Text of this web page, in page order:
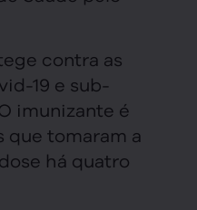
contra as
19 e sub-
imunizante é
que tomaram a
há quatro